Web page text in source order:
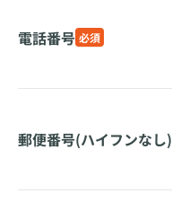
電話番号 必須
郵便番号(ハイフンなし)